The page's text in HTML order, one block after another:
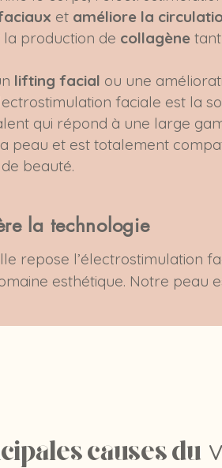
et améliore la
la production de collagène
lifting facial ou une
faciale est la
qui répond à une large
peau et est totalement
beauté.
la technologie
repose l’électrostimulation
esthétique. Notre peau
ces muscles, ils se
En stimulant la production de
causes du